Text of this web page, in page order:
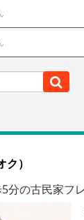
）
分の古民家フ